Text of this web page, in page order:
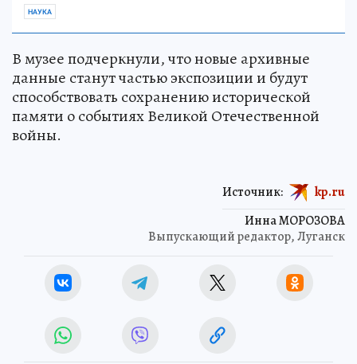
НАУКА
В музее подчеркнули, что новые архивные
данные станут частью экспозиции и будут
способствовать сохранению исторической
памяти о событиях Великой Отечественной
войны.
Инна МОРОЗОВА
Выпускающий редактор, Луганск
Источник: kp.ru